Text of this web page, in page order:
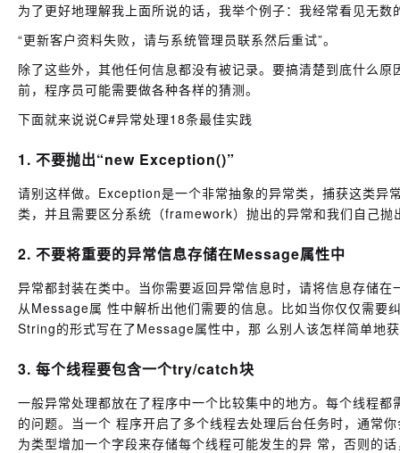
为了更好地理解我上面所说的话，我举个例子：我经常看见无
“更新客户资料失败，请与系统管理员联系然后重试”。
除了这些外，其他任何信息都没有被记录。要搞清楚到底什么
前，程序员可能需要做各种各样的猜测。
下面就来说说C#异常处理18条最佳实践
1. 不要抛出“new Exception()”
请别这样做。Exception是一个非常抽象的异常类，捕获这类异
类，并且需要区分系统（framework）抛出的异常和我们自己抛
2. 不要将重要的异常信息存储在Message属性中
异常都封装在类中。当你需要返回异常信息时，请将信息存储
从Message属 性中解析出他们需要的信息。比如当你仅仅需要
String的形式写在了Message属性中，那 么别人该怎样简单地
3. 每个线程要包含一个try/catch块
一般异常处理都放在了程序中一个比较集中的地方。每个线程
的问题。当一个 程序开启了多个线程去处理后台任务时，通常
为类型增加一个字段来存储每个线程可能发生的异 常，否则的